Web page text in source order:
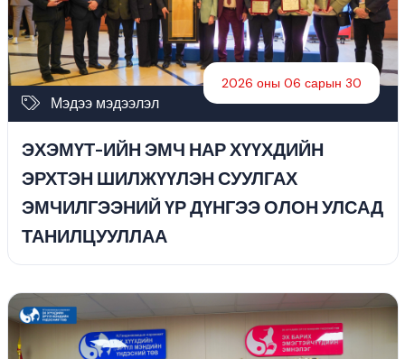
Мэдээ мэдээлэл
2026 оны 06 сарын 30
ЭХЭМҮТ-ИЙН ЭМЧ НАР ХҮҮХДИЙН
ЭРХТЭН ШИЛЖҮҮЛЭН СУУЛГАХ
ЭМЧИЛГЭЭНИЙ ҮР ДҮНГЭЭ ОЛОН УЛСАД
ТАНИЛЦУУЛЛАА